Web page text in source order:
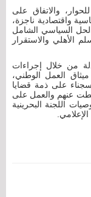
والاتفاق على
واقتصادية ناجزة،
السياسي الشامل
الأهلي والاستقرار
من خلال إجراءات
العمل الوطني،
على ذمة قضايا
عنهم والعمل على
اللجنة البحرينية